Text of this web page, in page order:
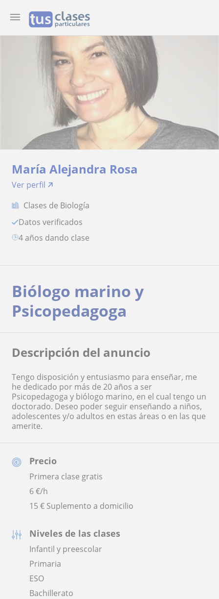
María Alejandra Rosa
Ver perfil
Clases de Biología
Datos verificados
4 años dando clase
Precio
Primera clase gratis
6€/h
15 € Suplemento a domicilio
Niveles de las clases
Infantil y preescolar
Primaria
ESO
Bachillerato
Biólogo marino y
Psicopedagoga
Descripción del anuncio
Tengo disposición y entusiasmo para enseñar, me
he dedicado por más de 20 años a ser
Psicopedagoga y biólogo marino, en el cual tengo un
doctorado. Deseo poder seguir enseñando a niños,
adolescentes y/o adultos en estas áreas o en las que
amerite.